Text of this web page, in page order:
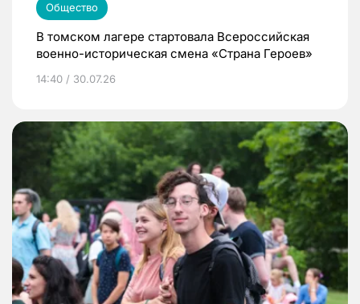
Общество
В томском лагере стартовала Всероссийская
военно-историческая смена «Страна Героев»
14:40 / 30.07.26